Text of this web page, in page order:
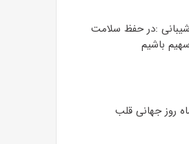
شیبانی :در حفظ سلامت
باشیم
روز جهانی قلب